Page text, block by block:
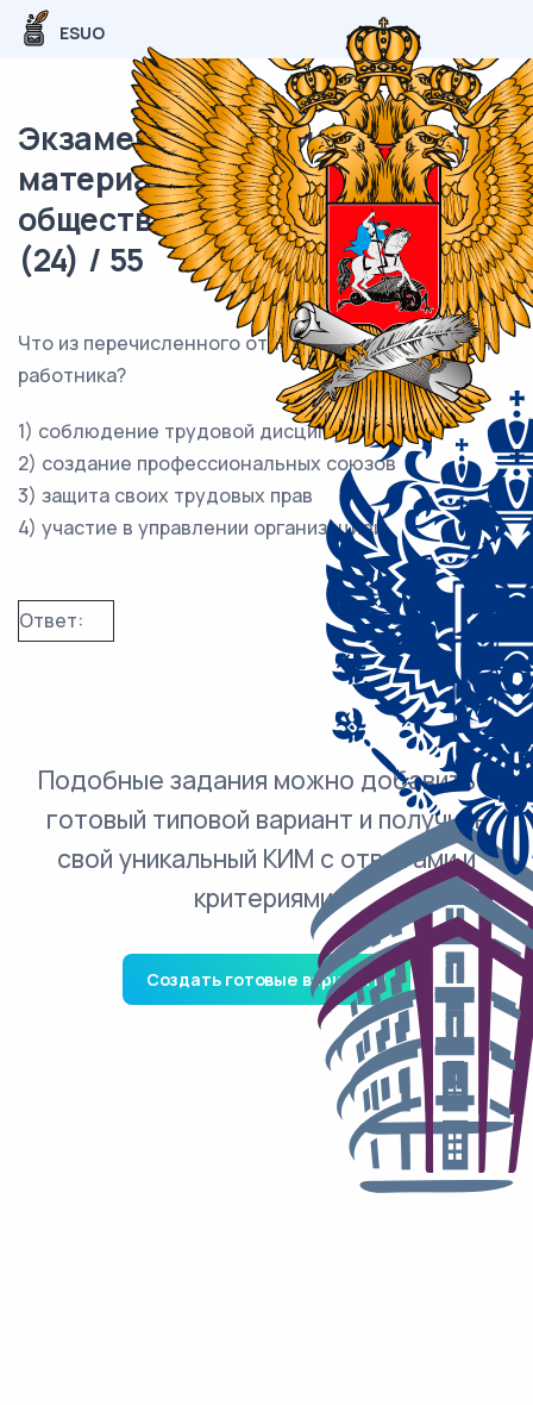
ESUO
Экзаменационный (типовой)
материал ОГЭ /
обществознание / 16 задания
(24) / 55
Что из перечисленного относится к обязанностям
работника?
1) соблюдение трудовой дисциплины
2) создание профессиональных союзов
3) защита своих трудовых прав
4) участие в управлении организацией
Ответ:
Подобные задания можно добавить в
готовый типовой вариант и получить
свой уникальный КИМ с ответами и
критериями.
Создать готовые варианты